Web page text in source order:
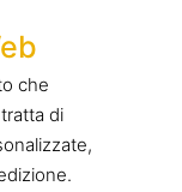
che
di